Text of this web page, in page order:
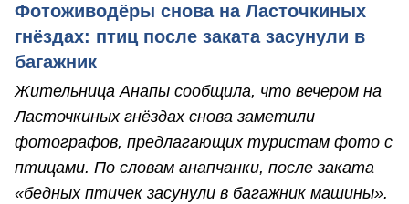
Фотоживодёры снова на Ласточкиных
гнёздах: птиц после заката засунули в
багажник
Жительница Анапы сообщила, что вечером на
Ласточкиных гнёздах снова заметили
фотографов, предлагающих туристам фото с
птицами. По словам анапчанки, после заката
«бедных птичек засунули в багажник машины».